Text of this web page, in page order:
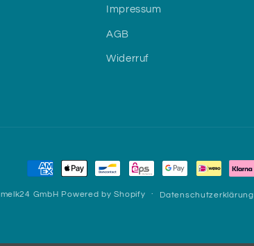
Impressum
AGB
Widerruf
Zahlungsmethoden
melk24 GmbH Powered by Shopify Datenschutzerklärung